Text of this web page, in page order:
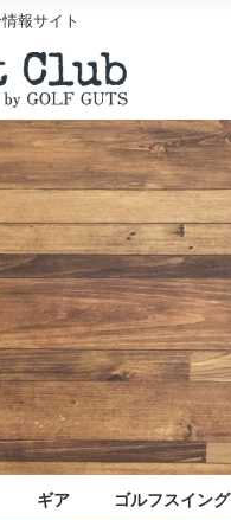
報サイト
ギア ゴルフスイング